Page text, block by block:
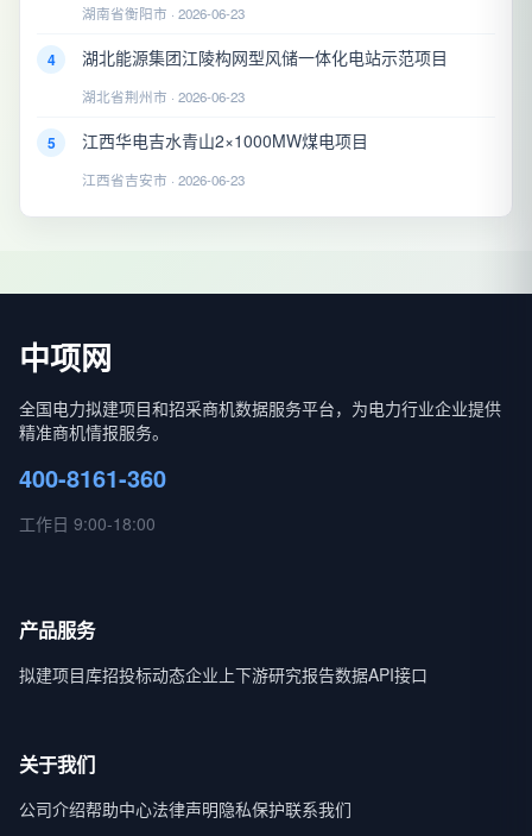
湖南省衡阳市 · 2026-06-23
4 湖北能源集团江陵构网型风储一体化电站示范项目
湖北省荆州市 · 2026-06-23
5 江西华电吉水青山2×1000MW煤电项目
江西省吉安市 · 2026-06-23
中项网
全国电力拟建项目和招采商机数据服务平台，为电力行业企业提供
精准商机情报服务。
400-8161-360
工作日 9:00-18:00
产品服务
拟建项目库招投标动态企业上下游研究报告数据API接口
关于我们
公司介绍帮助中心法律声明隐私保护联系我们